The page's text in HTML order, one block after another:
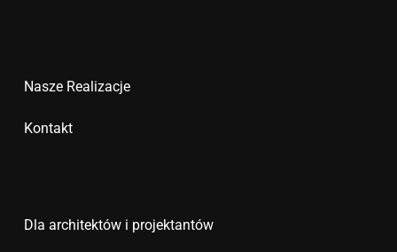
Nasze Realizacje
Kontakt
Dla architektów i projektantów